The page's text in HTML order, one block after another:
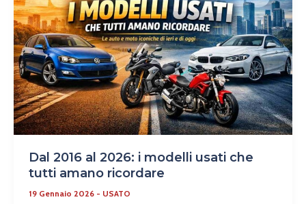
Dal 2016 al 2026: i modelli usati che
tutti amano ricordare
19 Gennaio 2026 - USATO
i
modelli
usati
che
tutti
amano
ricordare